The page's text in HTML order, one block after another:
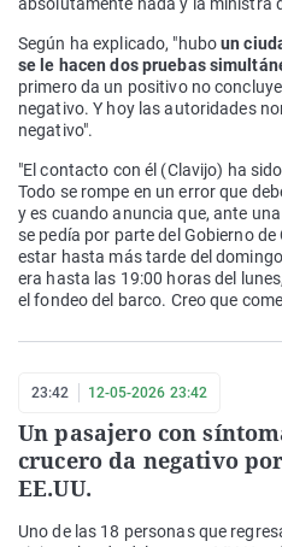
absolutamente nada y la ministra
Según ha explicado, "huboun
se le hacen dos pruebas
primero da un positivo no
negativo. Y hoy las autoridades
negativo".
"El contacto con él (Clavijo) ha
Todo se rompe en un error que
y es cuando anuncia que, ante
se pedía por parte del Gobierno
estar hasta más tarde del
era hasta las 19:00 horas del
el fondeo del barco. Creo que
23:42 12-05-2026 23:42
Un pasajero con
crucero da negativo
EE.UU.
Uno de las 18 personas que